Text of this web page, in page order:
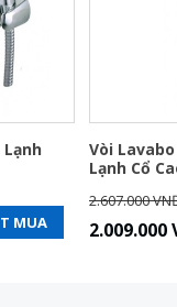
Lạnh
MUA
Vòi
Lạnh Cổ
2.607.000
2.009.000